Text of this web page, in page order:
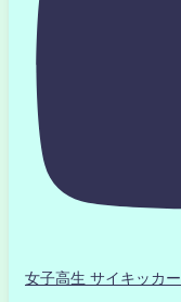
女子高生 サイキッカー